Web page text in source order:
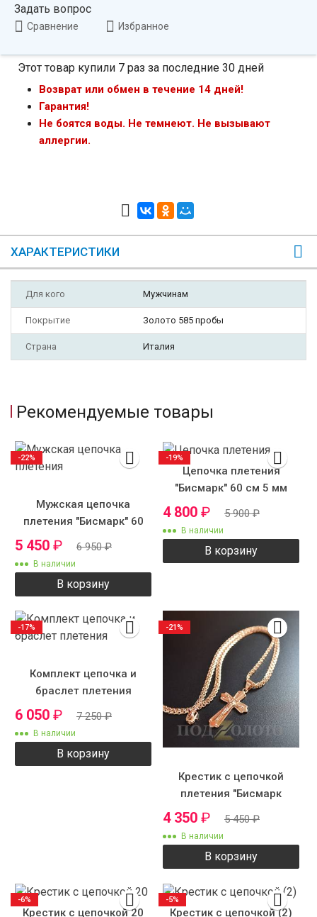
Задать вопрос
Сравнение Избранное
Этот товар купили 7 раз за последние 30 дней
Возврат или обмен в течение 14 дней!
Гарантия!
Не боятся воды. Не темнеют. Не вызывают
аллергии.
ХАРАКТЕРИСТИКИ
Для кого Мужчинам
Покрытие Золото 585 пробы
Страна Италия
Рекомендуемые товары
Мужская цепочка
плетения "Бисмарк" 60
5 450 ₽ 6 950₽
В наличии
В корзину
-22%
Цепочка плетения
"Бисмарк" 60 см 5 мм
4 800 ₽ 5 900₽
В наличии
В корзину
-19%
Комплект цепочка и
браслет плетения
"бисмарк" с крестиком
6 050 ₽ 7 250₽
В наличии
В корзину
-17%
Крестик с цепочкой
плетения "Бисмарк
якорный"
4 350 ₽ 5 450₽
В наличии
В корзину
-21%
Крестик с цепочкой 20
-6%
Крестик с цепочкой (2)
-5%